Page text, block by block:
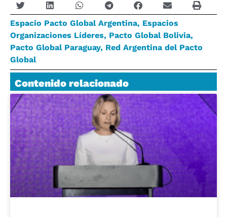
Espacio Pacto Global Argentina, Espacios
Organizaciones Líderes, Pacto Global Bolivia,
Pacto Global Paraguay, Red Argentina del Pacto
Global
Contenido relacionado